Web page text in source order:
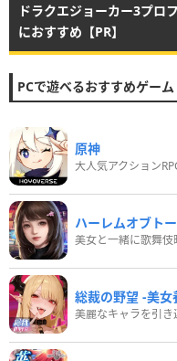
ドラクエジョーカー3プロ
におすすめ【PR】
PCで遊べるおすすめゲーム
原神
大人気アクション
ハーレムオブト
美女と一緒に歌舞伎
総裁の野望 -美女
美麗なキャラを引き